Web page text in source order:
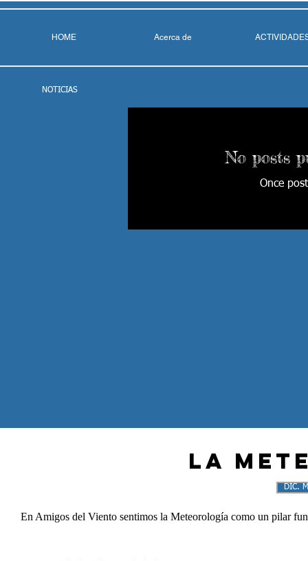
HOME Acerca de
NOTICIAS
La
En Amigos del Viento sentimos la Meteorología como un pilar
DIC.
No posts
Once